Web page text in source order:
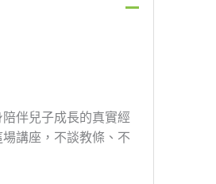
伴兒子成長的真實經
講座，不談教條、不